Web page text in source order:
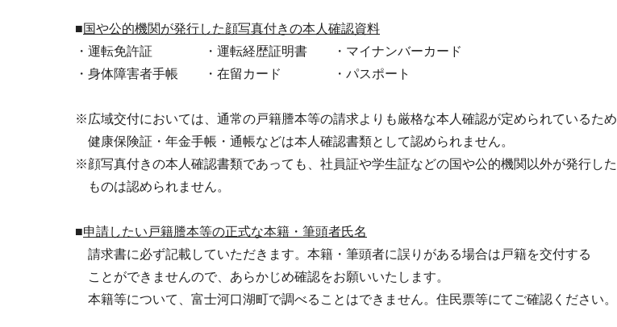
■国や公的機関が発行した顔写真付きの本人確認資料
・運転免許証 ・運転経歴証明書 ・マイナンバーカード
・身体障害者手帳 ・在留カード ・パスポート
※広域交付においては、通常の戸籍謄本等の請求よりも厳格な本人確認が定められているため
健康保険証・年金手帳・通帳などは本人確認書類として認められません。
※顔写真付きの本人確認書類であっても、社員証や学生証などの国や公的機関以外が発行した
ものは認められません。
■申請したい戸籍謄本等の正式な本籍・筆頭者氏名
請求書に必ず記載していただきます。本籍・筆頭者に誤りがある場合は戸籍を交付する
ことができませんので、あらかじめ確認をお願いいたします。
本籍等について、富士河口湖町で調べることはできません。住民票等にてご確認ください。